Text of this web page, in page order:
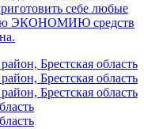
себе любые
ЭКОНОМИЮ средств